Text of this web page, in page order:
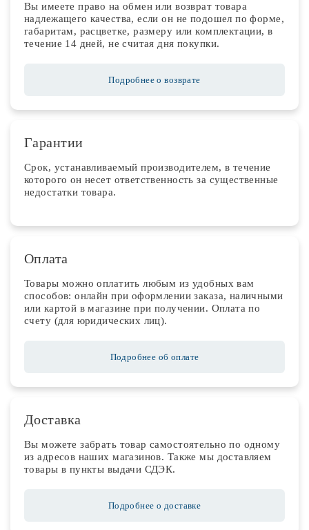
Вы имеете право на обмен или возврат товара
надлежащего качества, если он не подошел по форме,
габаритам, расцветке, размеру или комплектации, в
течение 14 дней, не считая дня покупки.
Подробнее о возврате
Гарантии
Срок, устанавливаемый производителем, в течение
которого он несет ответственность за существенные
недостатки товара.
Оплата
Товары можно оплатить любым из удобных вам
способов: онлайн при оформлении заказа, наличными
или картой в магазине при получении. Оплата по
счету (для юридических лиц).
Подробнее об оплате
Доставка
Вы можете забрать товар самостоятельно по одному
из адресов наших магазинов. Также мы доставляем
товары в пункты выдачи СДЭК.
Подробнее о доставке